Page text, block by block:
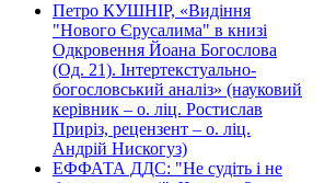
Петро КУШНІР, «Видіння
"Нового Єрусалима" в книзі
Одкровення Йоана Богослова
(Од. 21). Інтертекстуально-
богословський аналіз» (науковий
керівник – о. ліц. Ростислав
Приріз, рецензент – о. ліц.
Андрій Нискогуз)
ЕФФАТА ДДС: "Не судіть і не